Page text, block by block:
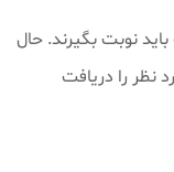
نوبت بگیرند. حال
نظر را دریافت